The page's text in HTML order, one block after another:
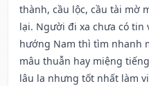
thành, cầu lộc, cầu tài mờ
lại. Người đi xa chưa có tin
hướng Nam thì tìm nhanh
mâu thuẫn hay miệng
lâu la nhưng tốt nhất làm